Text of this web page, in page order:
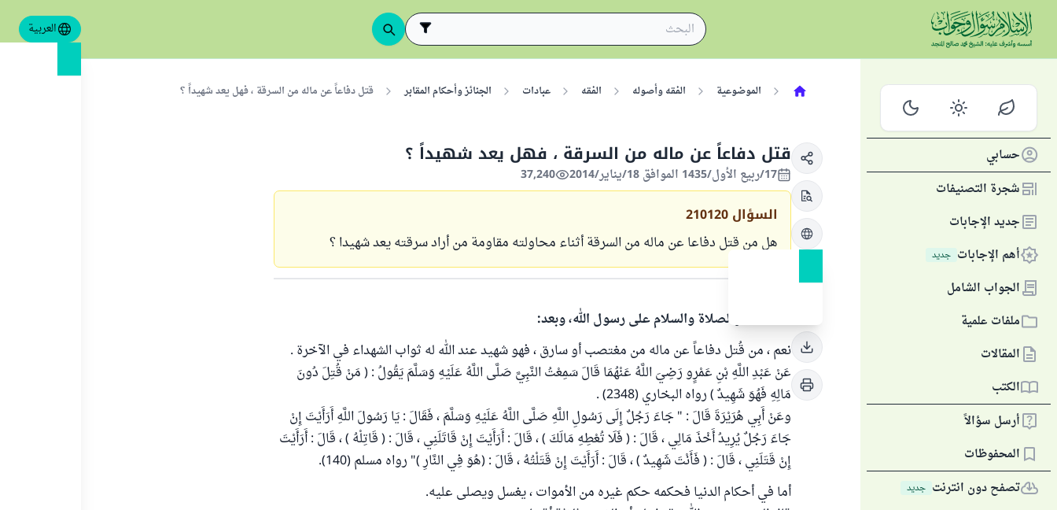
العربية
حسابي
شجرة التصنيفات
جديد الإجابات
أهم الإجابات جديد
الجواب الشامل
ملفات علمية
المقالات
الكتب
أرسل سؤالاً
المحفوظات
تصفح دون انترنت جديد
الموضوعية الفقه وأصوله الفقه عبادات الجنائز وأحكام المقابر قتل دفاعاً عن ماله من السرقة ، فهل يعد شهيداً ؟
قتل دفاعاً عن ماله من السرقة ، فهل يعد شهيداً ؟
17/ربيع الأول/1435 الموافق 18/يناير/2014 37,240
السؤال 210120
هل من قتل دفاعا عن ماله من السرقة أثناء محاولته مقاومة من أراد سرقته يعد شهيدا ؟
الحمد لله والصلاة والسلام على رسول الله، وبعد:
نعم ، من قُتل دفاعاً عن ماله من مغتصب أو سارق ، فهو شهيد عند الله له ثواب الشهداء في الآخرة .
عَنْ عَبْدِ اللَّهِ بْنِ عَمْرٍو رَضِيَ اللَّهُ عَنْهُمَا قَالَ سَمِعْتُ النَّبِيَّ صَلَّى اللَّهُ عَلَيْهِ وَسَلَّمَ يَقُولُ : ( مَنْ قُتِلَ دُونَ
مَالِهِ فَهُوَ شَهِيدٌ ) رواه البخاري (2348) .
وعَنْ أَبِي هُرَيْرَةَ قَالَ : " جَاءَ رَجُلٌ إِلَى رَسُولِ اللَّهِ صَلَّى اللَّهُ عَلَيْهِ وَسَلَّمَ ، فَقَالَ : يَا رَسُولَ اللَّهِ أَرَأَيْتَ إِنْ
جَاءَ رَجُلٌ يُرِيدُ أَخْذَ مَالِي ، قَالَ : ( فَلَا تُعْطِهِ مَالَكَ ) ، قَالَ : أَرَأَيْتَ إِنْ قَاتَلَنِي ، قَالَ : ( قَاتِلْهُ ) ، قَالَ : أَرَأَيْتَ
إِنْ قَتَلَنِي ، قَالَ : ( فَأَنْتَ شَهِيدٌ ) ، قَالَ : أَرَأَيْتَ إِنْ قَتَلْتُهُ ، قَالَ : (هُوَ فِي النَّارِ )" رواه مسلم (140).
أما في أحكام الدنيا فحكمه حكم غيره من الأموات ، يغسل ويصلى عليه.